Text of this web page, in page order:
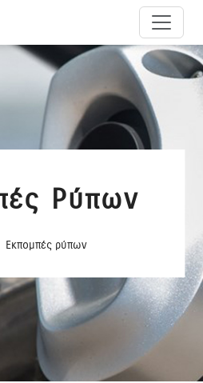
Ρύπων
Εκπομπές ρύπων